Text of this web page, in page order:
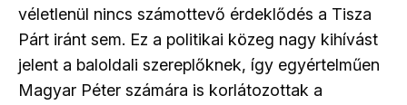
véletlenül nincs számottevő érdeklődés a Tisza
Párt iránt sem. Ez a politikai közeg nagy kihívást
jelent a baloldali szereplőknek, így egyértelműen
Magyar Péter számára is korlátozottak a